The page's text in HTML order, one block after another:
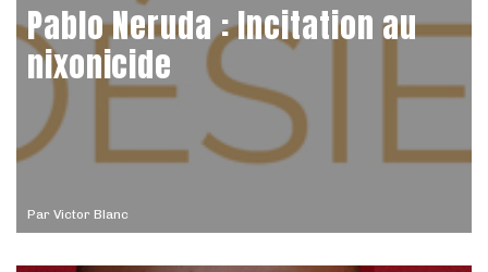
Par Victor Blanc
Pablo Neruda : Incitation au
nixonicide